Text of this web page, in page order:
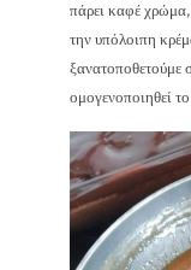
πάρει καφέ
την υπόλοιπη
ξανατοποθετούμε
ομογενοποιηθεί